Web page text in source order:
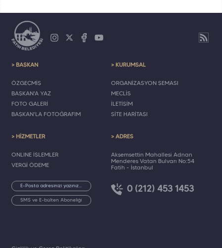
> BAŞKAN
ÖZGEÇMİŞ
BAŞKAN'A YAZ
FOTO GALERİ
BAŞKAN'LA FOTOĞRAFIM
> KURUMSAL
ORGANİZASYON ŞEMASI
MECLİS
İLETİŞİM
SİTE HARİTASI
> HİZMETLER
ONLINE İŞLEMLER
VERGİ ÖDEME
SMS ve E-bülten Aboneliği
> ADRES
Akşemsettin Mahallesi Adnan
Menderes Vatan Bulvarı No:54
Fatih - İstanbul
0 (212) 453 1453